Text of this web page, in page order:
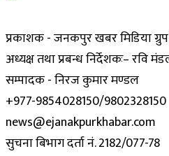
प्रकाशक - जनकपुर खबर मिडिया ग्रुप
अध्यक्ष तथा प्रबन्ध निर्देशकः– रवि
सम्पादक - निरज कुमार मण्डल
+977-9854028150/9802328150
news@ejanakpurkhabar.com
सुचना बिभाग दर्ता नं. 2182/077-78